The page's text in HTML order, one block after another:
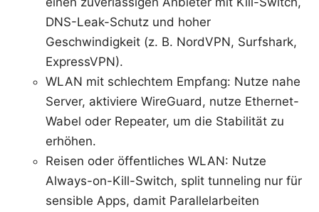
DNS-Leak-Schutz und hoher
Geschwindigkeit (z. B. NordVPN, Surfshark,
ExpressVPN).
WLAN mit schlechtem Empfang: Nutze nahe
Server, aktiviere WireGuard, nutze Ethernet-
Wabel oder Repeater, um die Stabilität zu
erhöhen.
Reisen oder öffentliches WLAN: Nutze
Always-on-Kill-Switch, split tunneling nur für
sensible Apps, damit Parallelarbeiten